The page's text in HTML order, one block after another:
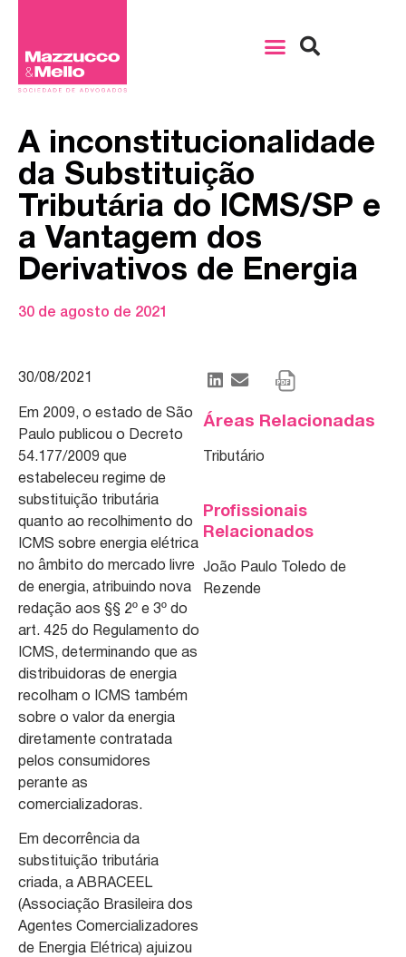
A inconstitucionalidade
da Substituição
Tributária do ICMS/SP e
a Vantagem dos
Derivativos de Energia
30 de agosto de 2021
30/08/2021
Em 2009, o estado de São
Paulo publicou o Decreto
54.177/2009 que
estabeleceu regime de
substituição tributária
quanto ao recolhimento do
ICMS sobre energia elétrica
no âmbito do mercado livre
de energia, atribuindo nova
redação aos §§ 2º e 3º do
art. 425 do Regulamento do
ICMS, determinando que as
distribuidoras de energia
recolham o ICMS também
sobre o valor da energia
diretamente contratada
pelos consumidores
perante as
comercializadoras.
Em decorrência da
substituição tributária
criada, a ABRACEEL
(Associação Brasileira dos
Agentes Comercializadores
de Energia Elétrica) ajuizou
Áreas Relacionadas
Tributário
Profissionais
Relacionados
João Paulo Toledo de
Rezende